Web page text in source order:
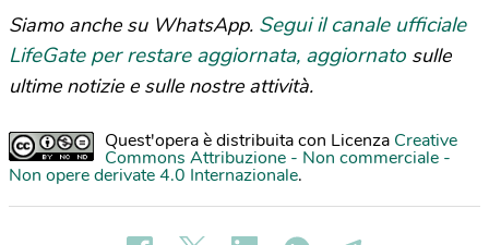
Siamo anche su WhatsApp. Segui il canale ufficiale
LifeGate per restare aggiornata, aggiornato sulle
ultime notizie e sulle nostre attività.
Quest'opera è distribuita con Licenza Creative
Commons Attribuzione - Non commerciale -
Non opere derivate 4.0 Internazionale.